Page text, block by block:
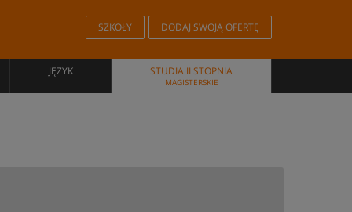
SZKOŁY DODAJ SWOJĄ OFERTĘ
JĘZYK STUDIA II STOPNIA
MAGISTERSKIE